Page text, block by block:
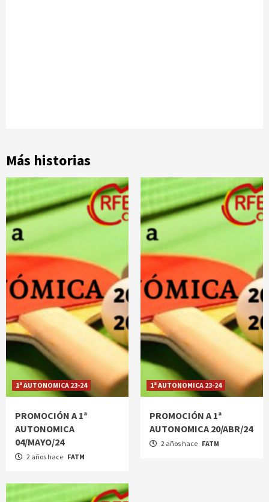
Más historias
1ª AUTONOMICA 23-24
PROMOCIÓN A 1ª
AUTONOMICA
04/MAYO/24
2 años hace FATM
1ª AUTONOMICA 23-24
PROMOCIÓN A 1ª
AUTONOMICA 20/ABR/24
2 años hace FATM